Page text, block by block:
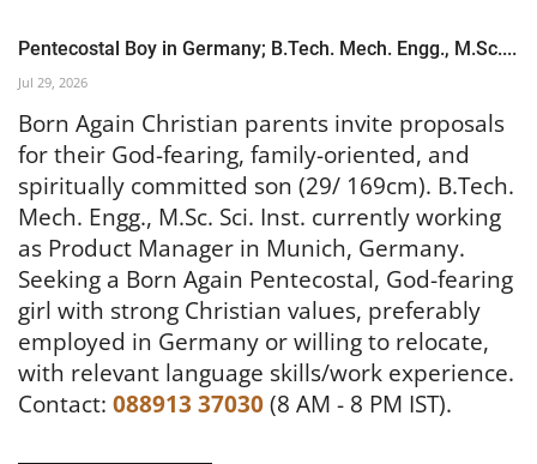
Pentecostal Boy in Germany; B.Tech. Mech. Engg., M.Sc....
Jul 29, 2026
Born Again Christian parents invite proposals
for their God-fearing, family-oriented, and
spiritually committed son (29/ 169cm). B.Tech.
Mech. Engg., M.Sc. Sci. Inst. currently working
as Product Manager in Munich, Germany.
Seeking a Born Again Pentecostal, God-fearing
girl with strong Christian values, preferably
employed in Germany or willing to relocate,
with relevant language skills/work experience.
Contact: 088913 37030 (8 AM - 8 PM IST).